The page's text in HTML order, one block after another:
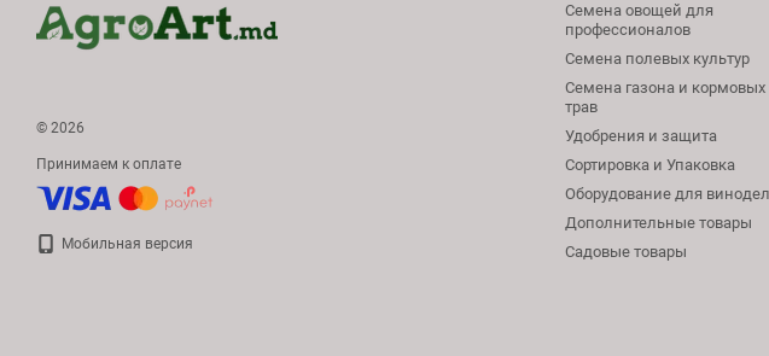
© 2026
Принимаем к оплате
Мобильная версия
Семена овощей для
профессионалов
Семена полевых культур
Семена газона и кормовых
трав
Удобрения и защита
Сортировка и Упаковка
Оборудование для
Дополнительные товары
Садовые товары